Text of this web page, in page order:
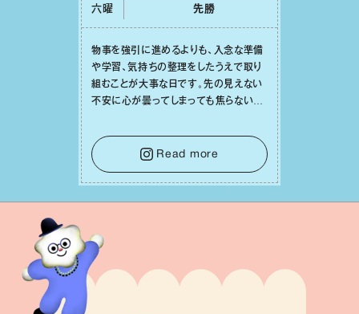
六曜 先勝
物事を強引に進めるよりも、⼊念な準備
や学習、気持ちの整理をしたうえで取り
組むことが⼤事な⽇です。先の⾒えない
不安に⼼が曇ってしまっても焦らない
⾝や疲れていそうな⼈をいたわることに
時間を使いましょう。ここでしっかりとエ
ネルギーを蓄え、困難を乗り越える⼒に
変えましょう。
Read more